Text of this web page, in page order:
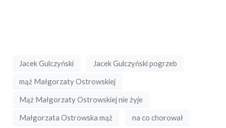
Jacek Gulczyński Jacek Gulczyński pogrzeb
mąż Małgorzaty Ostrowskiej
Mąż Małgorzaty Ostrowskiej nie żyje
Małgorzata Ostrowska mąż na co chorował